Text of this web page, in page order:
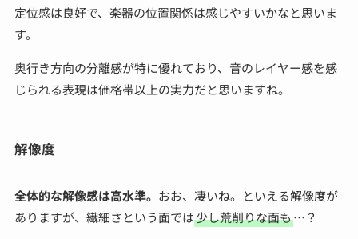
定位感は良好で、楽器の位置関係は感じやすいかなと思いま
す。
奥行き方向の分離感が特に優れており、音のレイヤー感を感
じられる表現は価格帯以上の実力だと思いますね。
解像度
全体的な解像感は高水準。 おお、凄いね。といえる解像度が
ありますが、繊細さという面では少し荒削りな面も…？